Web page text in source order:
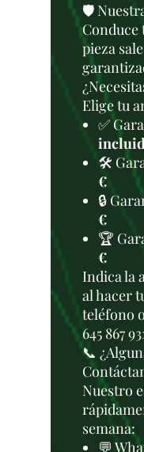
🛡️
Conduce
pieza
Elige tu
✅
🛠️
€
🔒
€
🏆
€
Indica la
al hacer
teléfono
645 867
📞
Nuestro
semana:
💬